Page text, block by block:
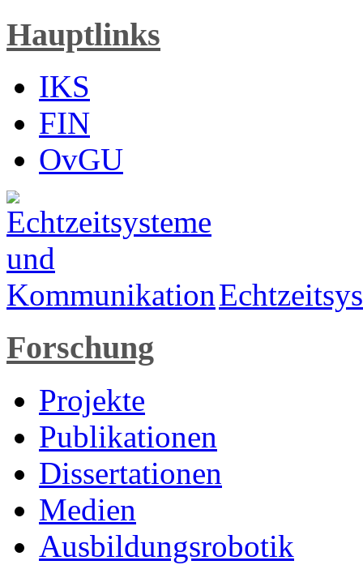
Hauptlinks
IKS
FIN
OvGU
Forschung
Projekte
Publikationen
Dissertationen
Medien
Ausbildungsrobotik